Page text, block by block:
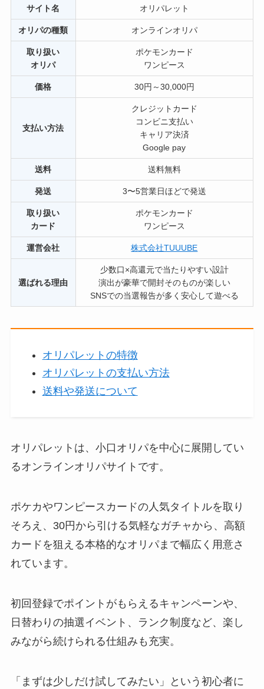
サイト名 オリパレット
オリパの種類 オンラインオリパ
取り扱い
オリパ
ポケモンカード
ワンピース
価格 30円～30,000円
支払い方法
クレジットカード
コンビニ支払い
キャリア決済
Google pay
送料 送料無料
発送 3〜5営業日ほどで発送
取り扱い
カード
ポケモンカード
ワンピース
運営会社 株式会社TUUUBE
選ばれる理由
少数口×高還元で当たりやすい設計
演出が豪華で開封そのものが楽しい
SNSでの当選報告が多く安心して遊べる
オリパレットの特徴
オリパレットの支払い方法
送料や発送について
オリパレットは、小口オリパを中心に展開してい
るオンラインオリパサイトです。
ポケカやワンピースカードの人気タイトルを取り
そろえ、30円から引ける気軽なガチャから、高額
カードを狙える本格的なオリパまで幅広く用意さ
れています。
初回登録でポイントがもらえるキャンペーンや、
日替わりの抽選イベント、ランク制度など、楽し
みながら続けられる仕組みも充実。
「まずは少しだけ試してみたい」という初心者に